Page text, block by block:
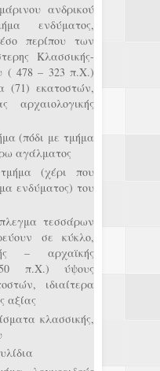
ανδρικού
ενδύματος,
περίπου των
Κλασσικής-
( 478 – 323 π.Χ.)
(71) εκατοστών,
αρχαιολογικής
(πόδι με τμήμα
αγάλματος
(χέρι που
ενδύματος) του
τεσσάρων
σε κύκλο,
– αρχαϊκής
π.Χ.) ύψους
ιδιαίτερα
αξίας
κλασσικής,